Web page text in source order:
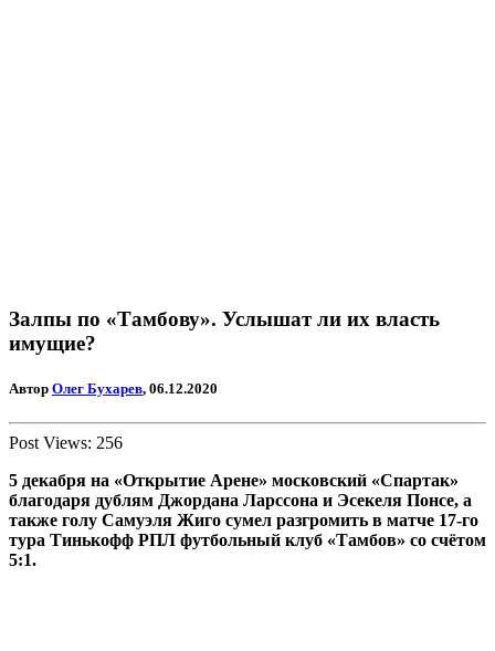
Залпы по «Тамбову». Услышат ли их власть
имущие?
Автор Олег Бухарев, 06.12.2020
Post Views: 256
5 декабря на «Открытие Арене» московский «Спартак»
благодаря дублям Джордана Ларссона и Эсекеля Понсе, а
также голу Самуэля Жиго сумел разгромить в матче 17-го
тура Тинькофф РПЛ футбольный клуб «Тамбов» со счётом
5:1.